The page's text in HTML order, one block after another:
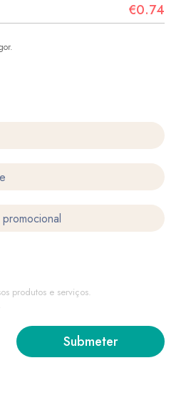
€0.74
produtos e serviços.